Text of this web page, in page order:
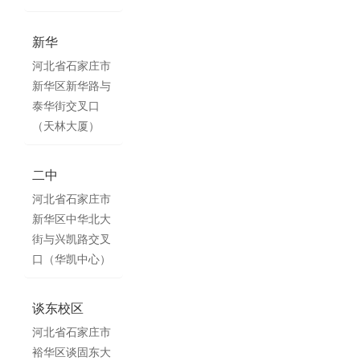
新华
河北省石家庄市
新华区新华路与
泰华街交叉口
（天林大厦）
二中
河北省石家庄市
新华区中华北大
街与兴凯路交叉
口（华凯中心）
谈东校区
河北省石家庄市
裕华区谈固东大